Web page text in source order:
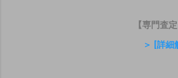
【専門査
＞ [詳細